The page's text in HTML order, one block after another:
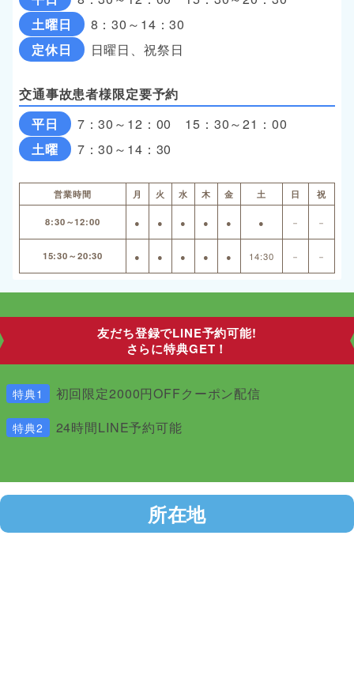
土曜日
8：30～14：30
定休日
日曜日、祝祭日
交通事故患者様限定要予約
平日
7：30～12：00 15：30～21：00
土曜
7：30～14：30
営業時間 月 火 水 木 金 土 日 祝
8:30～12:00 ● ● ● ● ● ● － －
15:30～20:30 ● ● ● ● ● 14:30 － －
友だち登録でLINE予約可能!
さらに特典GET！
特典1 初回限定2000円OFFクーポン配信
特典2 24時間LINE予約可能
所在地